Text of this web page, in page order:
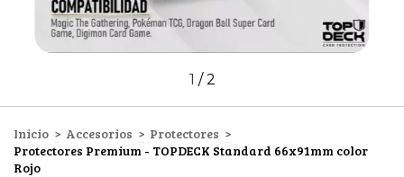
1 /2
Inicio > Accesorios > Protectores >
Protectores Premium - TOPDECK Standard 66x91mm color
Rojo